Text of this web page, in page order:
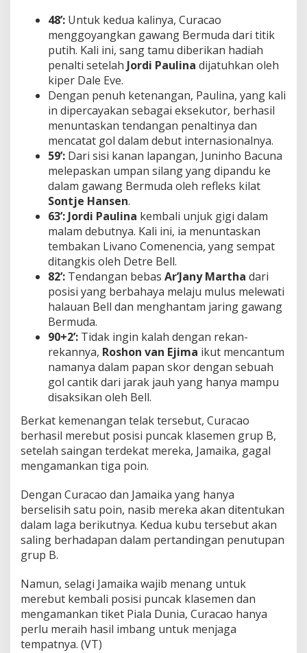
48’: Untuk kedua kalinya, Curacao
menggoyangkan gawang Bermuda dari titik
putih. Kali ini, sang tamu diberikan hadiah
penalti setelah Jordi Paulina dijatuhkan oleh
kiper Dale Eve.
Dengan penuh ketenangan, Paulina, yang kali
in dipercayakan sebagai eksekutor, berhasil
menuntaskan tendangan penaltinya dan
mencatat gol dalam debut internasionalnya.
59’: Dari sisi kanan lapangan, Juninho Bacuna
melepaskan umpan silang yang dipandu ke
dalam gawang Bermuda oleh refleks kilat
Sontje Hansen.
63’: Jordi Paulina kembali unjuk gigi dalam
malam debutnya. Kali ini, ia menuntaskan
tembakan Livano Comenencia, yang sempat
ditangkis oleh Detre Bell.
82’: Tendangan bebas Ar’Jany Martha dari
posisi yang berbahaya melaju mulus melewati
halauan Bell dan menghantam jaring gawang
Bermuda.
90+2’: Tidak ingin kalah dengan rekan-
rekannya, Roshon van Ejima ikut mencantum
namanya dalam papan skor dengan sebuah
gol cantik dari jarak jauh yang hanya mampu
disaksikan oleh Bell.
Berkat kemenangan telak tersebut, Curacao
berhasil merebut posisi puncak klasemen grup B,
setelah saingan terdekat mereka, Jamaika, gagal
mengamankan tiga poin.
Dengan Curacao dan Jamaika yang hanya
berselisih satu poin, nasib mereka akan ditentukan
dalam laga berikutnya. Kedua kubu tersebut akan
saling berhadapan dalam pertandingan penutupan
grup B.
Namun, selagi Jamaika wajib menang untuk
merebut kembali posisi puncak klasemen dan
mengamankan tiket Piala Dunia, Curacao hanya
perlu meraih hasil imbang untuk menjaga
tempatnya. (VT)